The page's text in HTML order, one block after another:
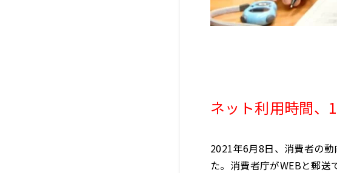
ネット利用時間、
2021年6月8日、消費者の
た。消費者庁がWEBと郵